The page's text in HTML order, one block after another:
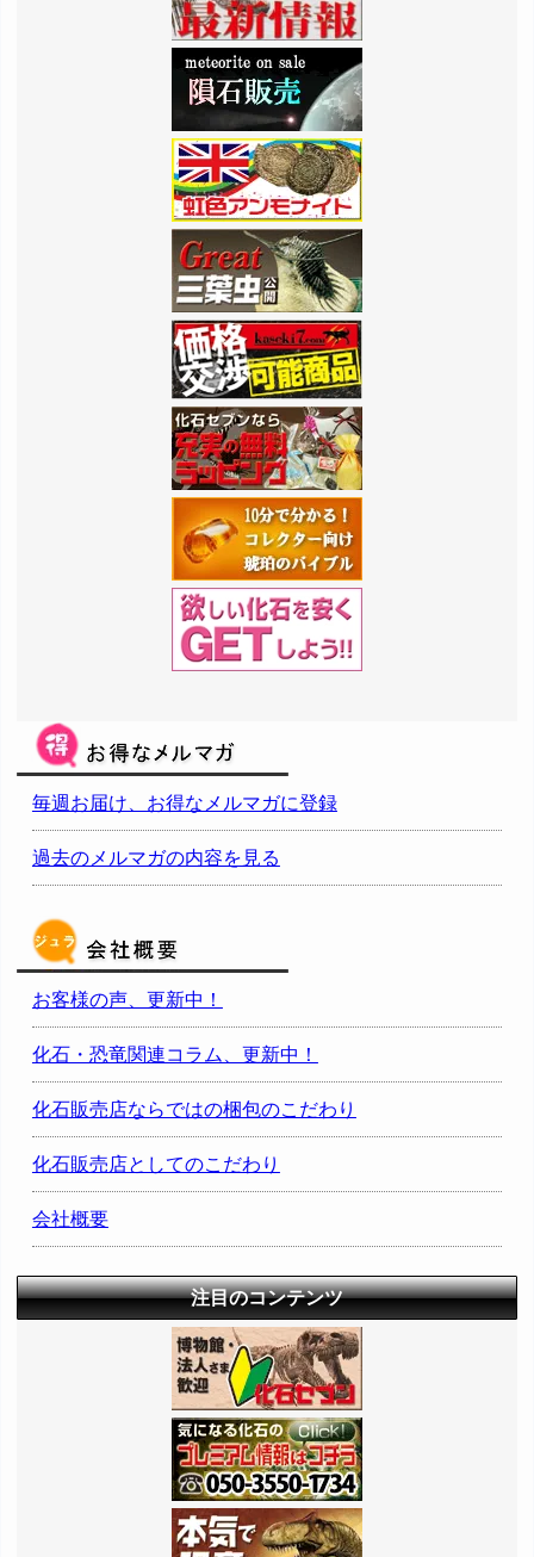
毎週お届け、お得なメルマガに登録
過去のメルマガの内容を見る
お客様の声、更新中！
化石・恐竜関連コラム、更新中！
化石販売店ならではの梱包のこだわり
化石販売店としてのこだわり
会社概要
注目のコンテンツ